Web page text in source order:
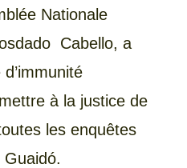
Nationale
Cabello, a
à la justice de
les enquêtes